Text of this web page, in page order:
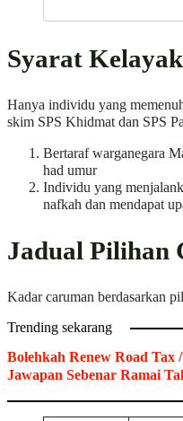
Syarat
Hanya individu yang
skim SPS Khidmat dan SPS
Bertaraf warganegara
had umur
Individu yang
nafkah dan mendapat
Jadual Pilihan
Kadar caruman berdasarkan
Trending sekarang
Bolehkah Renew Road Tax
Jawapan Sebenar Ramai